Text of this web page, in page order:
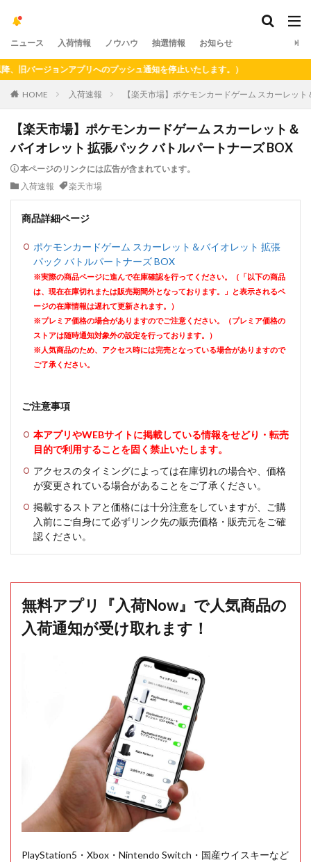
ニュース 入荷情報 ノウハウ 抽選情報 お知らせ
ージョンアプリへのプッシュ通知を停止いたします。）
HOME 入荷速報 【楽天市場】ポケモンカードゲーム スカーレッ
【楽天市場】ポケモンカードゲーム スカーレット＆
バイオレット 拡張パック バトルパートナーズ BOX
本ページのリンクには広告が含まれています。
入荷速報
楽天市場
商品詳細ページ
ポケモンカードゲーム スカーレット＆バイオレット 拡張
パック バトルパートナーズ BOX
※実際の商品ページに進んで在庫確認を行ってください。（「以下の商品
は、現在在庫切れまたは販売期間外となっております。」と表示されるペ
ージの在庫情報は遅れて更新されます。）
※プレミア価格の場合がありますのでご注意ください。（プレミア価格の
ストアは随時通知対象外の設定を行っております。）
※人気商品のため、アクセス時には完売となっている場合がありますので
ご了承ください。
ご注意事項
本アプリやWEBサイトに掲載している情報をせどり・転売
目的で利用することを固く禁止いたします。
アクセスのタイミングによっては在庫切れの場合や、価格
が変更されている場合があることをご了承ください。
掲載するストアと価格には十分注意をしていますが、ご購
入前にご自身にて必ずリンク先の販売価格・販売元をご確
認ください。
無料アプリ『入荷Now』で人気商品の
入荷通知が受け取れます！
PlayStation5・Xbox・Nintendo Switch・国産ウイスキーなど